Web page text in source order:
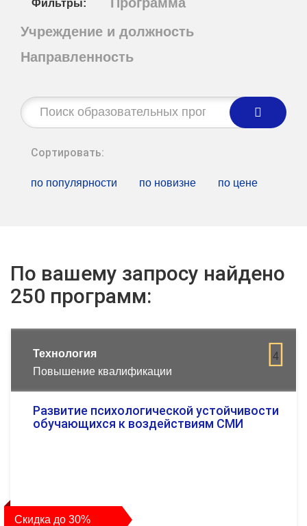
Фильтры:
Учреждение и должность
Направленность
Строка
поиска:
Сортировать:
по популярности по новизне по цене
По вашему запросу найдено
250 программ:
4
Технология
Повышение квалификации
Развитие психологической устойчивости
обучающихся к воздействиям СМИ
Скидка до 30%